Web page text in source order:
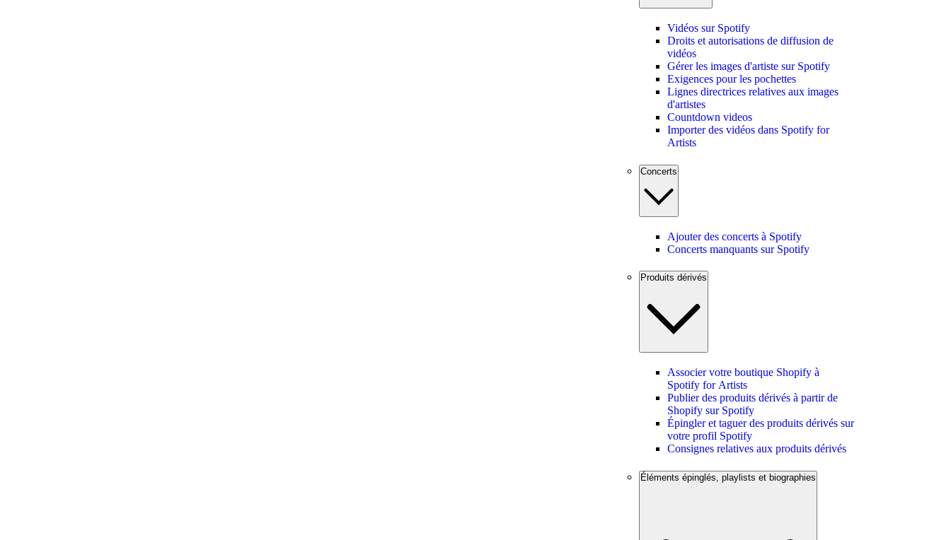
Vidéos sur Spotify
Droits et autorisations de diffusion de
vidéos
Gérer les images d'artiste sur Spotify
Exigences pour les pochettes
Lignes directrices relatives aux images
d'artistes
Countdown videos
Importer des vidéos dans Spotify for
Artists
Concerts
Ajouter des concerts à Spotify
Concerts manquants sur Spotify
Produits dérivés
Associer votre boutique Shopify à
Spotify for Artists
Publier des produits dérivés à partir de
Shopify sur Spotify
Épingler et taguer des produits dérivés sur
votre profil Spotify
Consignes relatives aux produits dérivés
Éléments épinglés, playlists et biographies